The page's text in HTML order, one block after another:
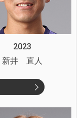
2023
新井 直人